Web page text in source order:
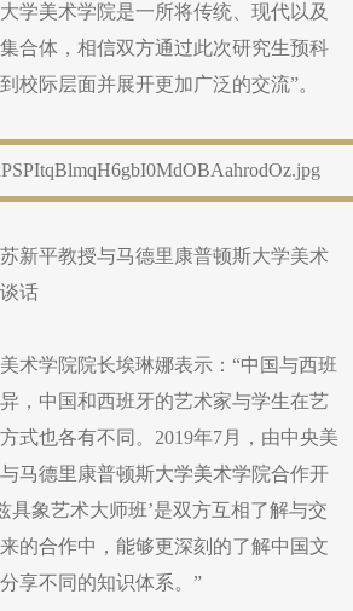
学美术学院是一所将传统、现代以及
合体，相信双方通过此次研究生预科
校际层面并展开更加广泛的交流”。
新平教授与马德里康普顿斯大学美术
话
术学院院长埃琳娜表示：“中国与西班
，中国和西班牙的艺术家与学生在艺
式也各有不同。2019年7月，由中央美
马德里康普顿斯大学美术学院合作开
具象艺术大师班’是双方互相了解与交
的合作中，能够更深刻的了解中国文
享不同的知识体系。”